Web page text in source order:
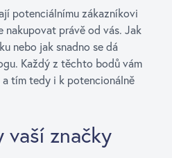
potenciálnímu zákazníkovi
právě od vás. Jak
nebo jak snadno se dá
Každý z těchto bodů vám
tím tedy i k potencionálně
vaší značky